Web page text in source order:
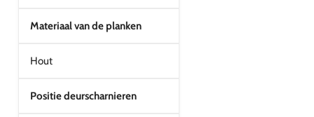
Materiaal van de planken
Hout
Positie deurscharnieren